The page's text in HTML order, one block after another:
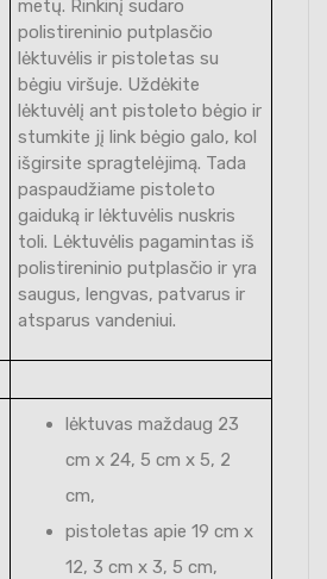
metų. Rinkinį sudaro
polistireninio putplasčio
lėktuvėlis ir pistoletas su
bėgiu viršuje. Uždėkite
lėktuvėlį ant pistoleto bėgio ir
stumkite jį link bėgio galo, kol
išgirsite spragtelėjimą. Tada
paspaudžiame pistoleto
gaiduką ir lėktuvėlis nuskris
toli. Lėktuvėlis pagamintas iš
polistireninio putplasčio ir yra
saugus, lengvas, patvarus ir
atsparus vandeniui.
lėktuvas maždaug 23
cm x 24, 5 cm x 5, 2
cm,
pistoletas apie 19 cm x
12, 3 cm x 3, 5 cm,